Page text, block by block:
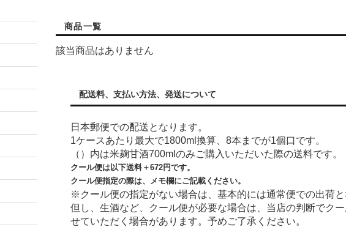
商品一覧
該当商品はありません
配送料、支払い方法、発送について
日本郵便での配送となります。
1ケースあたり最大で1800ml換算、8本までが1個口です。
（）内は米麹甘酒700mlのみご購入いただいた際の送料です。
クール便は以下送料＋672円です。
クール便指定の際は、メモ欄にご記載ください。
※クール便の指定がない場合は、基本的には通常便での出荷と
但し、生酒など、クール便が必要な場合は、当店の判断でク
せていただく場合があります。予めご了承ください。